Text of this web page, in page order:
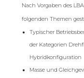
Nach Vorgaben des
folgenden Themen
Typischer
der Kategorien
Hybridkonfiguration
Masse und